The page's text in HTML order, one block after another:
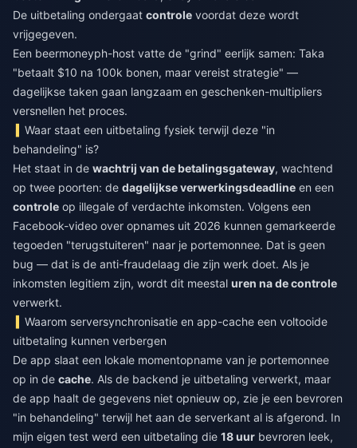
De uitbetaling ondergaat controle voordat deze wordt
vrijgegeven.
Een beermoneyph-host vatte de "grind" eerlijk samen: Taka
"betaalt $10 na 100k bonen, maar vereist strategie" —
dagelijkse taken gaan langzaam en geschenken-multipliers
versnellen het proces.
Waar staat een uitbetaling fysiek terwijl deze "in
behandeling" is?
Het staat in de wachtrij van de betalingsgateway, wachtend
op twee poorten: de dagelijkse verwerkingsdeadline en een
controle op illegale of verdachte inkomsten. Volgens een
Facebook-video over opnames uit 2026 kunnen gemarkeerde
tegoeden "terugstuiteren" naar je portemonnee. Dat is geen
bug — dat is de anti-fraudelaag die zijn werk doet. Als je
inkomsten legitiem zijn, wordt dit meestal uren na de controle
verwerkt.
Waarom serversynchronisatie en app-cache een voltooide
uitbetaling kunnen verbergen
De app slaat een lokale momentopname van je portemonnee
op in de cache. Als de backend je uitbetaling verwerkt, maar
de app haalt de gegevens niet opnieuw op, zie je een bevroren
"in behandeling" terwijl het aan de serverkant al is afgerond. In
mijn eigen test werd een uitbetaling die 18 uur bevroren leek,